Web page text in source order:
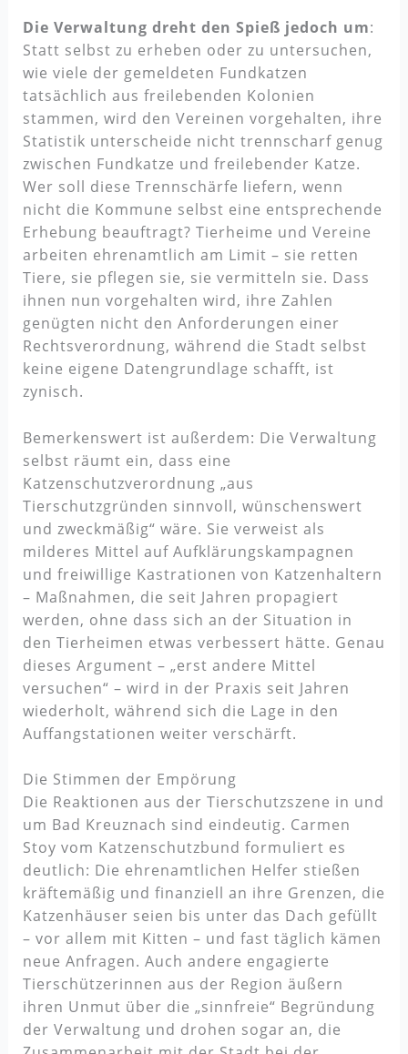
Die Verwaltung dreht den Spieß jedoch um:
Statt selbst zu erheben oder zu untersuchen,
wie viele der gemeldeten Fundkatzen
tatsächlich aus freilebenden Kolonien
stammen, wird den Vereinen vorgehalten, ihre
Statistik unterscheide nicht trennscharf genug
zwischen Fundkatze und freilebender Katze.
Wer soll diese Trennschärfe liefern, wenn
nicht die Kommune selbst eine entsprechende
Erhebung beauftragt? Tierheime und Vereine
arbeiten ehrenamtlich am Limit – sie retten
Tiere, sie pflegen sie, sie vermitteln sie. Dass
ihnen nun vorgehalten wird, ihre Zahlen
genügten nicht den Anforderungen einer
Rechtsverordnung, während die Stadt selbst
keine eigene Datengrundlage schafft, ist
zynisch.
Bemerkenswert ist außerdem: Die Verwaltung
selbst räumt ein, dass eine
Katzenschutzverordnung „aus
Tierschutzgründen sinnvoll, wünschenswert
und zweckmäßig“ wäre. Sie verweist als
milderes Mittel auf Aufklärungskampagnen
und freiwillige Kastrationen von Katzenhaltern
– Maßnahmen, die seit Jahren propagiert
werden, ohne dass sich an der Situation in
den Tierheimen etwas verbessert hätte. Genau
dieses Argument – „erst andere Mittel
versuchen“ – wird in der Praxis seit Jahren
wiederholt, während sich die Lage in den
Auffangstationen weiter verschärft.
Die Stimmen der Empörung
Die Reaktionen aus der Tierschutzszene in und
um Bad Kreuznach sind eindeutig. Carmen
Stoy vom Katzenschutzbund formuliert es
deutlich: Die ehrenamtlichen Helfer stießen
kräftemäßig und finanziell an ihre Grenzen, die
Katzenhäuser seien bis unter das Dach gefüllt
– vor allem mit Kitten – und fast täglich kämen
neue Anfragen. Auch andere engagierte
Tierschützerinnen aus der Region äußern
ihren Unmut über die „sinnfreie“ Begründung
der Verwaltung und drohen sogar an, die